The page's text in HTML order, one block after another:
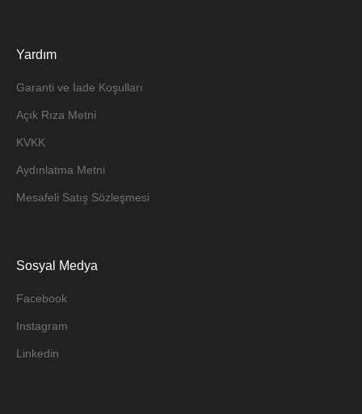
Yardım
Garanti ve İade Koşulları
Açık Rıza Metni
KVKK
Aydınlatma Metni
Mesafeli Satış Sözleşmesi
Sosyal Medya
Facebook
Instagram
Linkedin